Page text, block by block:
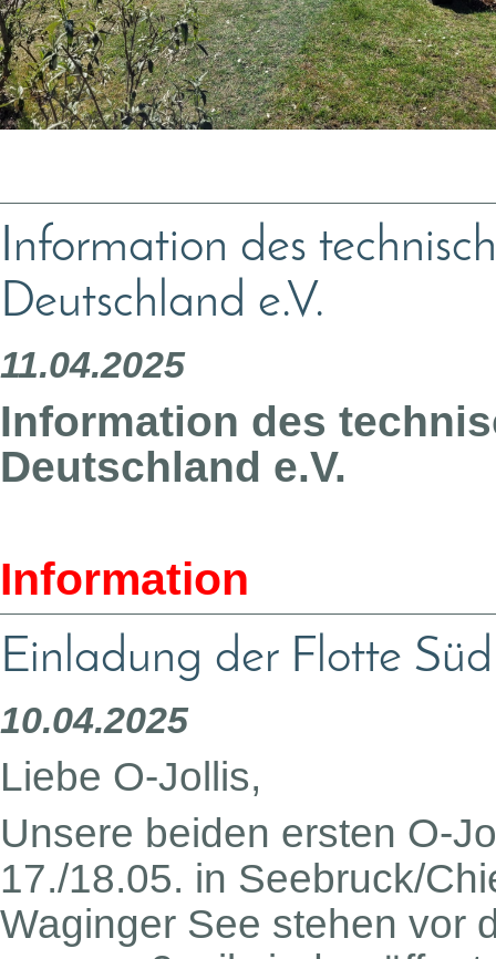
Information des
Deutschland e.V.
11.04.2025
Information des
Deutschland e.V.
Information
Einladung der Flotte Süd
10.04.2025
Liebe O-Jollis,
Unsere beiden ersten O-
17./18.05. in Seebruck/
Waginger See stehen vor